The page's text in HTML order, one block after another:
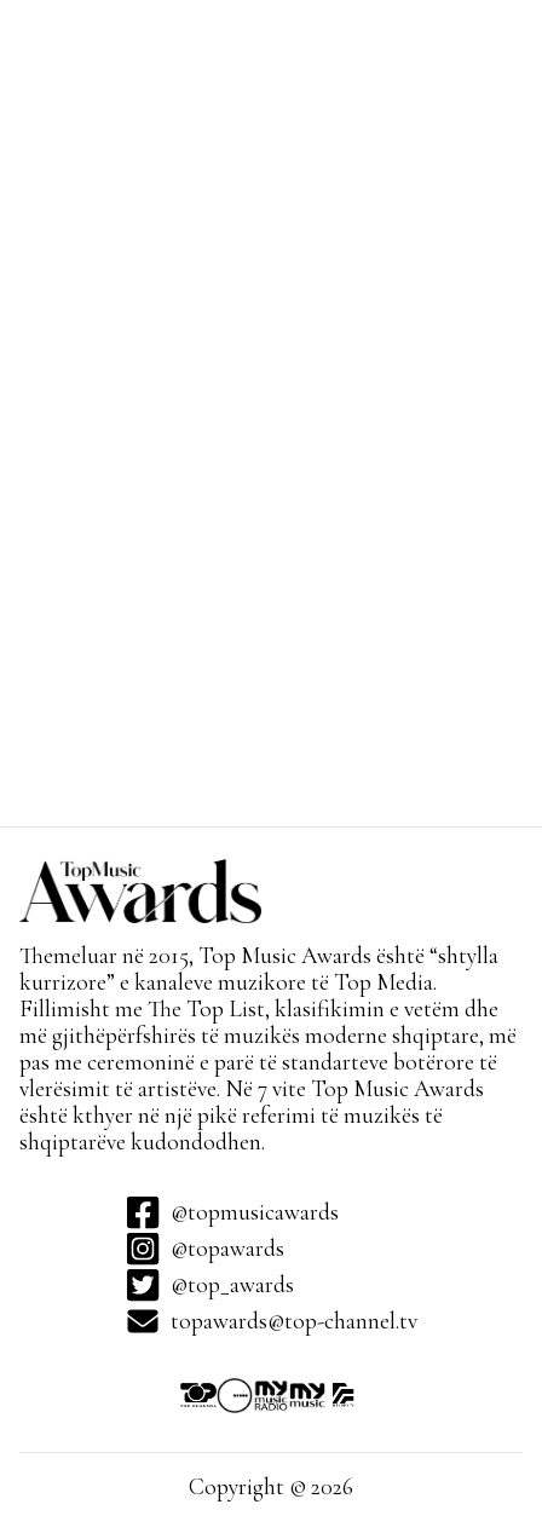
Themeluar në 2015, Top Music Awards është “shtylla
kurrizore” e kanaleve muzikore të Top Media.
Fillimisht me The Top List, klasifikimin e vetëm dhe
më gjithëpërfshirës të muzikës moderne shqiptare, më
pas me ceremoninë e parë të standarteve botërore të
vlerësimit të artistëve. Në 7 vite Top Music Awards
është kthyer në një pikë referimi të muzikës të
shqiptarëve kudondodhen.
@topmusicawards
@topawards
@top_awards
topawards@top-channel.tv
Copyright © 2026